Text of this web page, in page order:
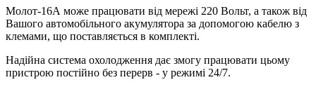
Молот-16А може працювати від мережі 220 Вольт, а також від
Вашого автомобільного акумулятора за допомогою кабелю з
клемами, що поставляється в комплекті.
Надійна система охолодження дає змогу працювати цьому
пристрою постійно без перерв - у режимі 24/7.